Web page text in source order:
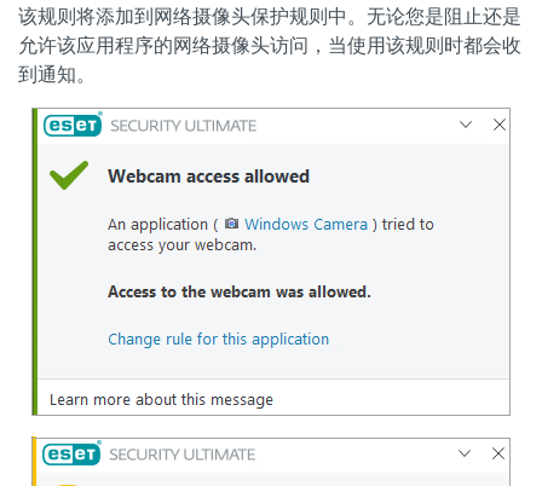
该规则将添加到网络摄像头保护规则中。无论您是阻止还是
允许该应用程序的网络摄像头访问，当使用该规则时都会收
到通知。